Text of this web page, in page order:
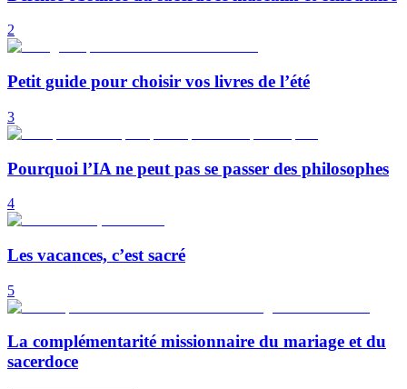
2
Petit guide pour choisir vos livres de l’été
3
Pourquoi l’IA ne peut pas se passer des philosophes
4
Les vacances, c’est sacré
5
La complémentarité missionnaire du mariage et du
sacerdoce